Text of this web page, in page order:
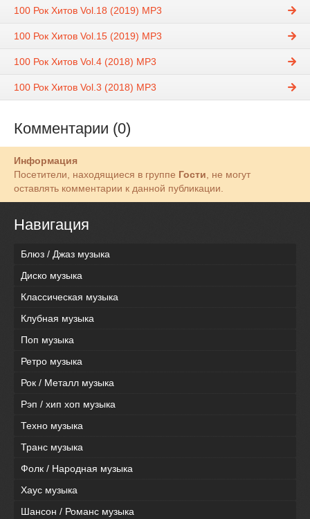
100 Рок Хитов Vol.18 (2019) MP3
100 Рок Хитов Vol.15 (2019) MP3
100 Рок Хитов Vol.4 (2018) MP3
100 Рок Хитов Vol.3 (2018) MP3
Комментарии (0)
Информация
Посетители, находящиеся в группе Гости, не могут
оставлять комментарии к данной публикации.
Навигация
Блюз / Джаз музыка
Диско музыка
Классическая музыка
Клубная музыка
Поп музыка
Ретро музыка
Рок / Металл музыка
Рэп / хип хоп музыка
Техно музыка
Транс музыка
Фолк / Народная музыка
Хаус музыка
Шансон / Романс музыка